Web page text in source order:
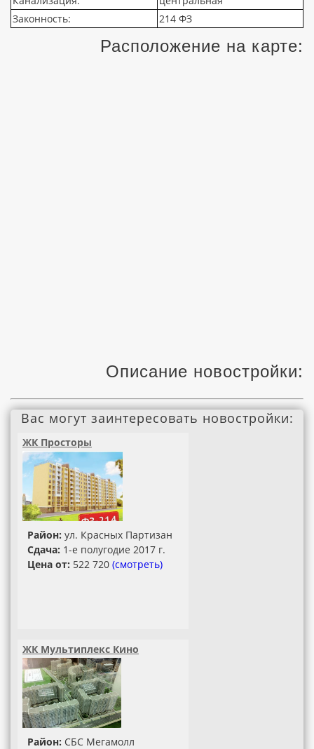
Законность:
214 ФЗ
Расположение на карте:
Описание новостройки:
Вас могут заинтересовать новостройки:
ЖК Просторы
Район: ул. Красных Партизан
Сдача: 1-е полугодие 2017 г.
Цена от: 522 720 (смотреть)
ЖК Мультиплекс Кино
Район: СБС Мегамолл